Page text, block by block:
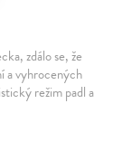
zdálo se, že
a vyhrocených
režim padl a